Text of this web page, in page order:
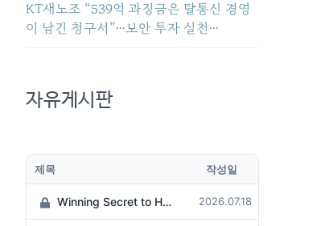
KT새노조 “539억 과징금은 탈통신 경영
이 남긴 청구서”…보안 투자 실천…
자유게시판
제목 작성일
Winning Secret to Hit the Jackpot! 2026.07.18